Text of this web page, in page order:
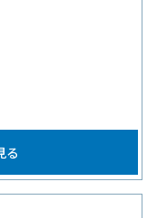
る